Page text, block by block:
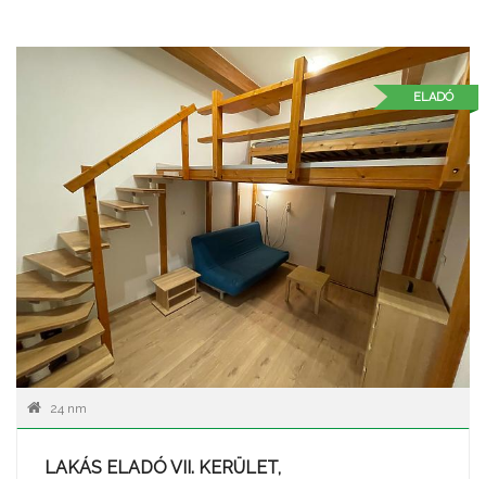
ELADÓ
24 nm
LAKÁS ELADÓ VII. KERÜLET,